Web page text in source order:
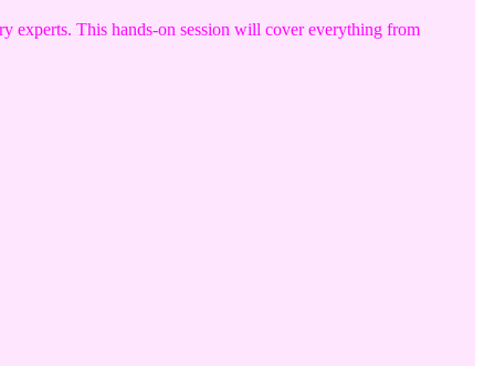
experts. This hands-on session will cover everything from